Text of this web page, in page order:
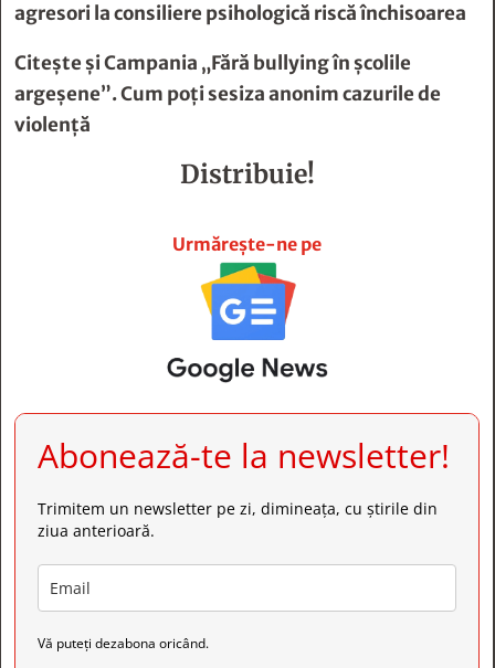
agresori la consiliere psihologică riscă închisoarea
Citește șiCampania „Fără bullying în şcolile
argeşene”. Cum poţi sesiza anonim cazurile de
violenţă
Distribuie!
Urmărește-ne pe
Abonează-te la newsletter!
Trimitem un newsletter pe zi, dimineața, cu știrile din
ziua anterioară.
Vă puteți dezabona oricând.